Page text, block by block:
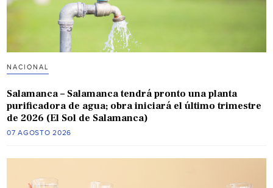
NACIONAL
Salamanca – Salamanca tendrá pronto una planta
purificadora de agua; obra iniciará el último trimestre
de 2026 (El Sol de Salamanca)
07 AGOSTO 2026